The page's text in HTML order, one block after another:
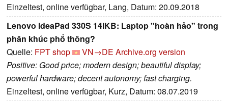
Einzeltest, online verfügbar, Lang, Datum: 20.09.2018
Lenovo IdeaPad 330S 14IKB: Laptop "hoàn hảo" trong
phân khúc phổ thông?
Quelle: FPT shop VN→DE Archive.org version
Positive: Good price; modern design; beautiful display;
powerful hardware; decent autonomy; fast charging.
Einzeltest, online verfügbar, Kurz, Datum: 08.07.2019